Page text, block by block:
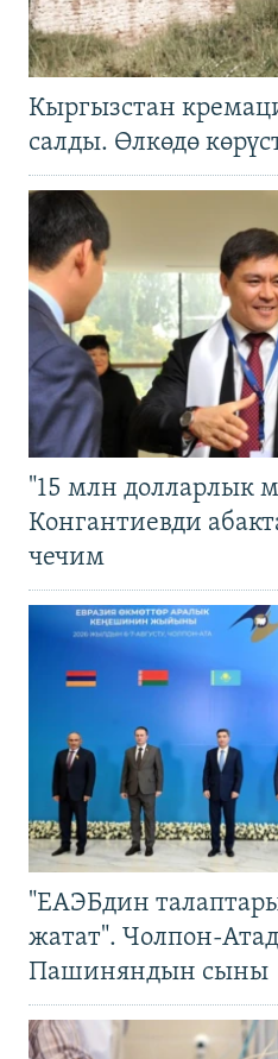
Кыргызстан
салды. Өлкөдө
"15 млн долларлык
Конгантиевди
чечим
"ЕАЭБдин
жатат". Чолпон-
Пашиняндын сыны